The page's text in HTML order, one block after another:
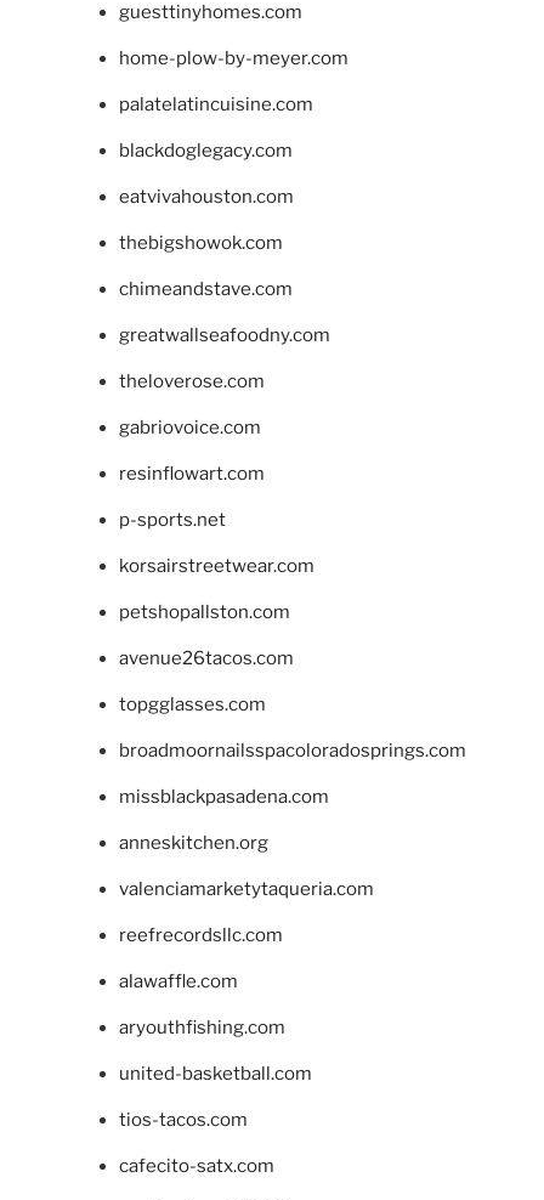
guesttinyhomes.com
home-plow-by-meyer.com
palatelatincuisine.com
blackdoglegacy.com
eatvivahouston.com
thebigshowok.com
chimeandstave.com
greatwallseafoodny.com
theloverose.com
gabriovoice.com
resinflowart.com
p-sports.net
korsairstreetwear.com
petshopallston.com
avenue26tacos.com
topgglasses.com
broadmoornailsspacoloradosprings.com
missblackpasadena.com
anneskitchen.org
valenciamarketytaqueria.com
reefrecordsllc.com
alawaffle.com
aryouthfishing.com
united-basketball.com
tios-tacos.com
cafecito-satx.com